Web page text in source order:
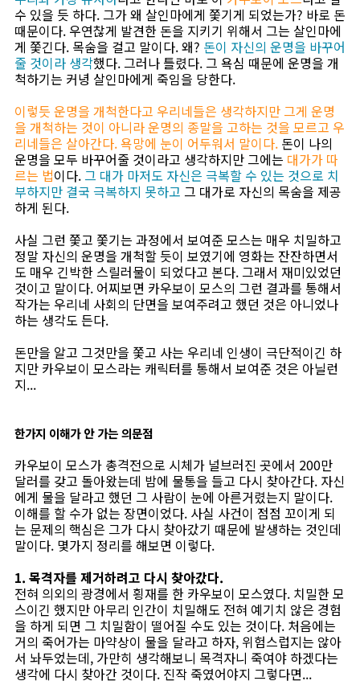
수 있을 듯 하다. 그가 왜 살인마에게 쫓기게 되었는가? 바로 돈
때문이다. 우연찮게 발견한 돈을 지키기 위해서 그는 살인마에
게 쫓긴다. 목숨을 걸고 말이다. 왜? 돈이 자신의 운명을 바꾸어
줄 것이라 생각했다. 그러나 틀렸다. 그 욕심 때문에 운명을 개
척하기는 커녕 살인마에게 죽임을 당한다.
이렇듯 운명을 개척한다고 우리네들은 생각하지만 그게 운명
을 개척하는 것이 아니라 운명의 종말을 고하는 것을 모르고 우
리네들은 살아간다. 욕망에 눈이 어두워서 말이다. 돈이 나의
운명을 모두 바꾸어줄 것이라고 생각하지만 그에는 대가가 따
르는 법이다. 그 대가 마저도 자신은 극복할 수 있는 것으로 치
부하지만 결국 극복하지 못하고 그 대가로 자신의 목숨을 제공
하게 된다.
사실 그런 쫓고 쫓기는 과정에서 보여준 모스는 매우 치밀하고
정말 자신의 운명을 개척할 듯이 보였기에 영화는 잔잔하면서
도 매우 긴박한 스릴러물이 되었다고 본다. 그래서 재미있었던
것이고 말이다. 어찌보면 카우보이 모스의 그런 결과를 통해서
작가는 우리네 사회의 단면을 보여주려고 했던 것은 아니었나
하는 생각도 든다.
돈만을 알고 그것만을 쫓고 사는 우리네 인생이 극단적이긴 하
지만 카우보이 모스라는 캐릭터를 통해서 보여준 것은 아닐런
지...
한가지 이해가 안 가는 의문점
카우보이 모스가 총격전으로 시체가 널브러진 곳에서 200만
달러를 갖고 돌아왔는데 밤에 물통을 들고 다시 찾아간다. 자신
에게 물을 달라고 했던 그 사람이 눈에 아른거렸는지 말이다.
이해를 할 수가 없는 장면이었다. 사실 사건이 점점 꼬이게 되
는 문제의 핵심은 그가 다시 찾아갔기 때문에 발생하는 것인데
말이다. 몇가지 정리를 해보면 이렇다.
1. 목격자를 제거하려고 다시 찾아갔다.
전혀 의외의 광경에서 횡재를 한 카우보이 모스였다. 치밀한 모
스이긴 했지만 아무리 인간이 치밀해도 전혀 예기치 않은 경험
을 하게 되면 그 치밀함이 떨어질 수도 있는 것이다. 처음에는
거의 죽어가는 마약상이 물을 달라고 하자, 위험스럽지는 않아
서 놔두었는데, 가만히 생각해보니 목격자니 죽여야 하겠다는
생각에 다시 찾아간 것이다. 진작 죽였어야지 그렇다면...